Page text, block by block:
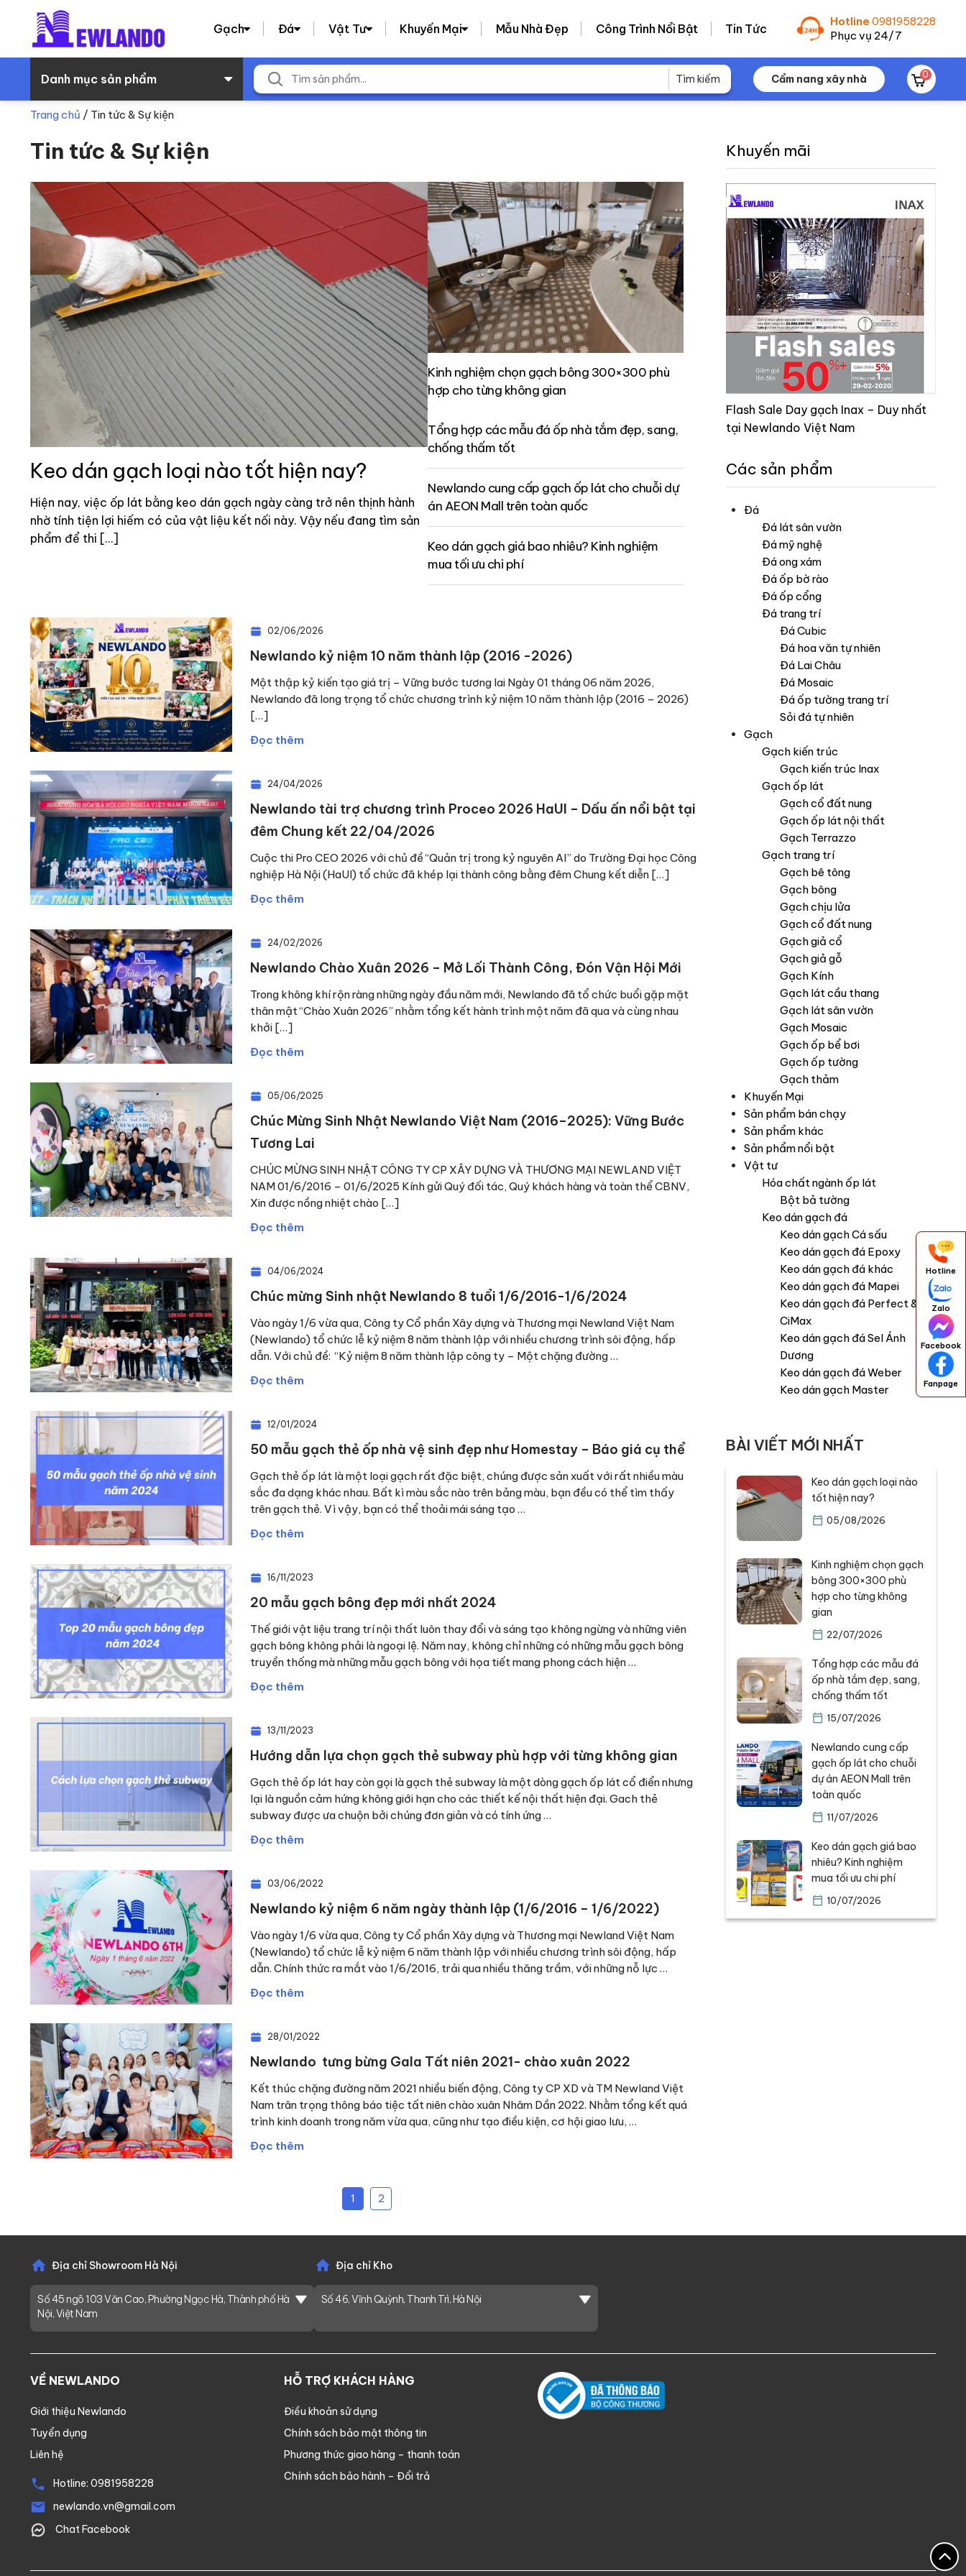
Gạch Đá Vật Tư Khuyến Mại Mẫu Nhà Đẹp Công Trình Nổi Bật Tin Tức
Hotline 0981958228
Phục vụ 24/7
Danh mục sản phẩm Cẩm nang xây nhà 0
Trang chủ / Tin tức & Sự kiện
Tin tức & Sự kiện
Keo dán gạch loại nào tốt hiện nay?
Hiện nay, việc ốp lát bằng keo dán gạch ngày càng trở nên thịnh hành
nhờ tính tiện lợi hiếm có của vật liệu kết nối này. Vậy nếu đang tìm sản
phẩm để thi […]
Kinh nghiệm chọn gạch bông 300×300 phù
hợp cho từng không gian
Tổng hợp các mẫu đá ốp nhà tắm đẹp, sang,
chống thấm tốt
Newlando cung cấp gạch ốp lát cho chuỗi dự
án AEON Mall trên toàn quốc
Keo dán gạch giá bao nhiêu? Kinh nghiệm
mua tối ưu chi phí
02/06/2026
Newlando kỷ niệm 10 năm thành lập (2016 -2026)
Một thập kỷ kiến tạo giá trị – Vững bước tương lai Ngày 01 tháng 06 năm 2026,
Newlando đã long trọng tổ chức chương trình kỷ niệm 10 năm thành lập (2016 – 2026)
[…]
Đọc thêm
24/04/2026
Newlando tài trợ chương trình Proceo 2026 HaUI – Dấu ấn nổi bật tại
đêm Chung kết 22/04/2026
Cuộc thi Pro CEO 2026 với chủ đề “Quản trị trong kỷ nguyên AI” do Trường Đại học Công
nghiệp Hà Nội (HaUI) tổ chức đã khép lại thành công bằng đêm Chung kết diễn […]
Đọc thêm
24/02/2026
Newlando Chào Xuân 2026 – Mở Lối Thành Công, Đón Vận Hội Mới
Trong không khí rộn ràng những ngày đầu năm mới, Newlando đã tổ chức buổi gặp mặt
thân mật “Chào Xuân 2026” nhằm tổng kết hành trình một năm đã qua và cùng nhau
khởi […]
Đọc thêm
05/06/2025
Chúc Mừng Sinh Nhật Newlando Việt Nam (2016–2025): Vững Bước
Tương Lai
CHÚC MỪNG SINH NHẬT CÔNG TY CP XÂY DỰNG VÀ THƯƠNG MẠI NEWLAND VIỆT
NAM 01/6/2016 – 01/6/2025 Kính gửi Quý đối tác, Quý khách hàng và toàn thể CBNV,
Xin được nồng nhiệt chào […]
Đọc thêm
04/06/2024
Chúc mừng Sinh nhật Newlando 8 tuổi 1/6/2016-1/6/2024
Vào ngày 1/6 vừa qua, Công ty Cổ phần Xây dựng và Thương mại Newland Việt Nam
(Newlando) tổ chức lễ kỷ niệm 8 năm thành lập với nhiều chương trình sôi động, hấp
dẫn. Với chủ đề: “Kỷ niệm 8 năm thành lập công ty – Một chặng đường …
Đọc thêm
12/01/2024
50 mẫu gạch thẻ ốp nhà vệ sinh đẹp như Homestay – Báo giá cụ thể
Gạch thẻ ốp lát là một loại gạch rất đặc biệt, chúng được sản xuất với rất nhiều màu
sắc đa dạng khác nhau. Bất kì màu sắc nào trên bảng màu, bạn đều có thể tìm thấy
trên gạch thẻ. Vì vậy, bạn có thể thoải mái sáng tạo …
Đọc thêm
16/11/2023
20 mẫu gạch bông đẹp mới nhất 2024
Thế giới vật liệu trang trí nội thất luôn thay đổi và sáng tạo không ngừng và những viên
gạch bông không phải là ngoại lệ. Năm nay, không chỉ những có những mẫu gạch bông
truyền thống mà những mẫu gạch bông với họa tiết mang phong cách hiện …
Đọc thêm
13/11/2023
Hướng dẫn lựa chọn gạch thẻ subway phù hợp với từng không gian
Gạch thẻ ốp lát hay còn gọi là gạch thẻ subway là một dòng gạch ốp lát cổ điển nhưng
lại là nguồn cảm hứng không giới hạn cho các thiết kế nội thất hiện đại. Gach thẻ
subway được ưa chuộn bởi chúng đơn giản và có tính ứng …
Đọc thêm
03/06/2022
Newlando kỷ niệm 6 năm ngày thành lập (1/6/2016 – 1/6/2022)
Vào ngày 1/6 vừa qua, Công ty Cổ phần Xây dựng và Thương mại Newland Việt Nam
(Newlando) tổ chức lễ kỷ niệm 6 năm thành lập với nhiều chương trình sôi động, hấp
dẫn. Chính thức ra mắt vào 1/6/2016, trải qua nhiều thăng trầm, với những nỗ lực …
Đọc thêm
28/01/2022
Newlando tưng bừng Gala Tất niên 2021- chào xuân 2022
Kết thúc chặng đường năm 2021 nhiều biến động, Công ty CP XD và TM Newland Việt
Nam trân trọng thông báo tiệc tất niên chào xuân Nhâm Dần 2022. Nhằm tổng kết quá
trình kinh doanh trong năm vừa qua, cũng như tạo điều kiện, cơ hội giao lưu, …
Đọc thêm
1 2
Khuyến mãi
Flash Sale Day gạch Inax – Duy nhất
tại Newlando Việt Nam
Các sản phẩm
Đá
Đá lát sân vườn
Đá mỹ nghệ
Đá ong xám
Đá ốp bờ rào
Đá ốp cổng
Đá trang trí
Đá Cubic
Đá hoa văn tự nhiên
Đá Lai Châu
Đá Mosaic
Đá ốp tường trang trí
Sỏi đá tự nhiên
Gạch
Gạch kiến trúc
Gạch kiến trúc Inax
Gạch ốp lát
Gạch cổ đất nung
Gạch ốp lát nội thất
Gạch Terrazzo
Gạch trang trí
Gạch bê tông
Gạch bông
Gạch chịu lửa
Gạch cổ đất nung
Gạch giả cổ
Gạch giả gỗ
Gạch Kính
Gạch lát cầu thang
Gạch lát sân vườn
Gạch Mosaic
Gạch ốp bể bơi
Gạch ốp tường
Gạch thảm
Khuyến Mại
Sản phẩm bán chạy
Sản phẩm khác
Sản phẩm nổi bật
Vật tư
Hóa chất ngành ốp lát
Bột bả tường
Keo dán gạch đá
Keo dán gạch Cá sấu
Keo dán gạch đá Epoxy
Keo dán gạch đá khác
Keo dán gạch đá Mapei
Keo dán gạch đá Perfect &
CiMax
Keo dán gạch đá Sel Ánh
Dương
Keo dán gạch đá Weber
Keo dán gạch Master
BÀI VIẾT MỚI NHẤT
Keo dán gạch loại nào
tốt hiện nay?
05/08/2026
Kinh nghiệm chọn gạch
bông 300×300 phù
hợp cho từng không
gian
22/07/2026
Tổng hợp các mẫu đá
ốp nhà tắm đẹp, sang,
chống thấm tốt
15/07/2026
Newlando cung cấp
gạch ốp lát cho chuỗi
dự án AEON Mall trên
toàn quốc
11/07/2026
Keo dán gạch giá bao
nhiêu? Kinh nghiệm
mua tối ưu chi phí
10/07/2026
Địa chỉ Showroom Hà Nội
Số 45 ngõ 103 Văn Cao, Phường Ngọc Hà, Thành phố Hà
Nội, Việt Nam
Địa chỉ Kho
Số 46, Vĩnh Quỳnh, Thanh Trì, Hà Nội
VỀ NEWLANDO
Giới thiệu Newlando
Tuyển dụng
Liên hệ
Hotline: 0981958228
newlando.vn@gmail.com
Chat Facebook
HỖ TRỢ KHÁCH HÀNG
Điều khoản sử dụng
Chính sách bảo mật thông tin
Phương thức giao hàng – thanh toán
Chính sách bảo hành – Đổi trả
Hotline
Zalo
Facebook
Fanpage